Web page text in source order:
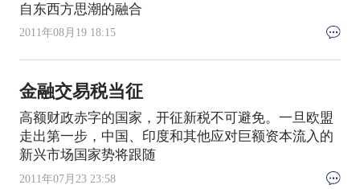
自东西方思潮的融合
2011年08月19 18:15
金融交易税当征
高额财政赤字的国家，开征新税不可避免。一旦欧盟
走出第一步，中国、印度和其他应对巨额资本流入的
新兴市场国家势将跟随
2011年07月23 23:58